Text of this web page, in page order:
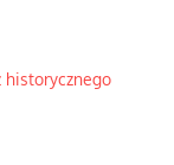
historycznego